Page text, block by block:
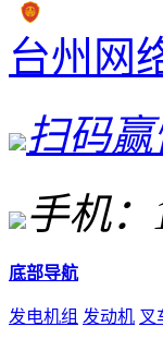
台州网
扫码
手机：
底部导航
发电机组 发动机 叉